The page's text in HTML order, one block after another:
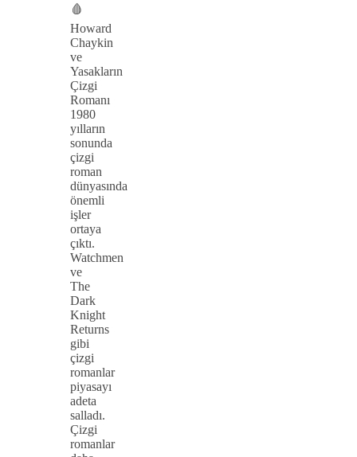
🩸
Howard
Chaykin
ve
Yasakların
Çizgi
Romanı
1980
yılların
sonunda
çizgi
roman
dünyasında
önemli
işler
ortaya
çıktı.
Watchmen
ve
The
Dark
Knight
Returns
gibi
çizgi
romanlar
piyasayı
adeta
salladı.
Çizgi
romanlar